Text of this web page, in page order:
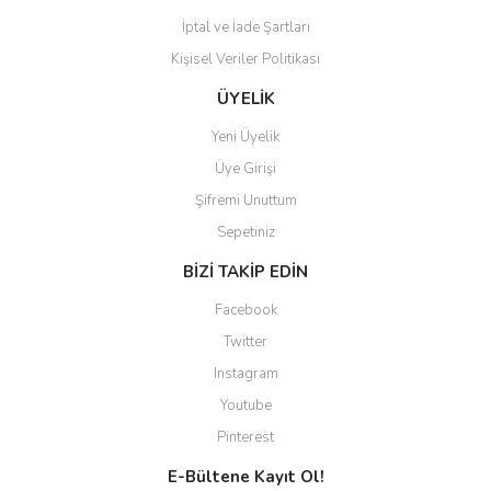
Gönder
İptal ve İade Şartları
Kişisel Veriler Politikası
ÜYELİK
Yeni Üyelik
Üye Girişi
Şifremi Unuttum
Sepetiniz
BİZİ TAKİP EDİN
Facebook
Twitter
Instagram
Youtube
Pinterest
E-Bültene Kayıt Ol!